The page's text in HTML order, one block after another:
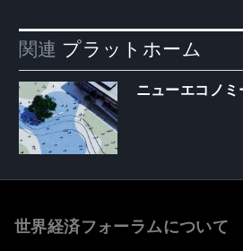
関連 プラットホーム
ニューエコノ
世界経済フォーラムについて